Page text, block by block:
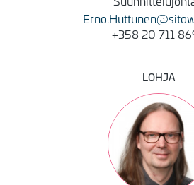
+358 20 711
LOHJA